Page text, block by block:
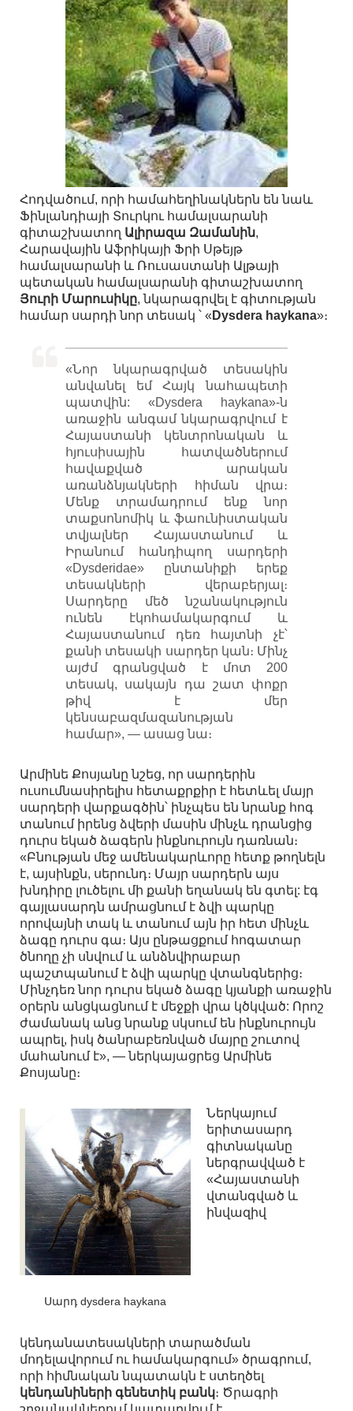
Հոդվածում, որի համահեղինակներն են նաև
Ֆինլանդիայի Տուրկու համալսարանի
գիտաշխատող Ալիրազա Զամանին,
Հարավային Աֆրիկայի Ֆրի Սթեյթ
համալսարանի և Ռուսաստանի Ալթայի
պետական համալսարանի գիտաշխատող
Յուրի Մարուսիկը, նկարագրվել է գիտության
համար սարդի նոր տեսակ ՝ « Dysdera haykana»։
«Նոր նկարագրված տեսակին
անվանել եմ Հայկ նահապետի
պատվին: «Dysdera haykana»-ն
առաջին անգամ նկարագրվում է
Հայաստանի կենտրոնական և
հյուսիսային հատվածներում
հավաքված արական
առանձնյակների հիման վրա։
Մենք տրամադրում ենք նոր
տաքսոնոմիկ և ֆաունիստական
տվյալներ Հայաստանում և
Իրանում հանդիպող սարդերի
«Dysderidae» ընտանիքի երեք
տեսակների վերաբերյալ։
Սարդերը մեծ նշանակություն
ունեն էկոհամակարգում և
Հայաստանում դեռ հայտնի չէ՝
քանի տեսակի սարդեր կան։ Մինչ
այժմ գրանցված է մոտ 200
տեսակ, սակայն դա շատ փոքր
թիվ է մեր
կենսաբազմազանության
համար», — ասաց նա։
Արմինե Քոսյանը նշեց, որ սարդերին
ուսումնասիրելիս հետաքրքիր է հետևել մայր
սարդերի վարքագծին՝ ինչպես են նրանք հոգ
տանում իրենց ձվերի մասին մինչև դրանցից
դուրս եկած ձագերն ինքնուրույն դառնան։
«Բնության մեջ ամենակարևորը հետք թողնելն
է, այսինքն, սերունդ։ Մայր սարդերն այս
խնդիրը լուծելու մի քանի եղանակ են գտել: էգ
գայլասարդն ամրացնում է ձվի պարկը
որովայնի տակ և տանում այն իր հետ մինչև
ձագը դուրս գա։ Այս ընթացքում հոգատար
ծնողը չի սնվում և անձնվիրաբար
պաշտպանում է ձվի պարկը վտանգներից։
Մինչդեռ նոր դուրս եկած ձագը կյանքի առաջին
օրերն անցկացնում է մեջքի վրա կծկված: Որոշ
ժամանակ անց նրանք սկսում են ինքնուրույն
ապրել, իսկ ծանրաբեռնված մայրը շուտով
մահանում է», — ներկայացրեց Արմինե
Քոսյանը։
Սարդ dysdera haykana
Ներկայում
երիտասարդ
գիտնականը
ներգրավված է
«Հայաստանի
վտանգված և
ինվազիվ
կենդանատեսակների տարածման
մոդելավորում ու համակարգում» ծրագրում,
որի հիմնական նպատակն է ստեղծել
կենդանիների գենետիկ բանկ։ Ծրագրի